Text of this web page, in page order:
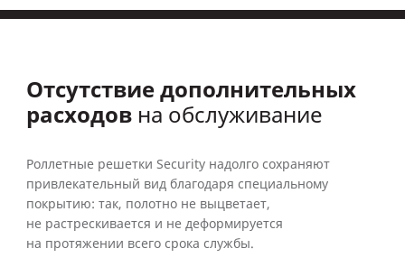
Отсутствие дополнительных
расходов на обслуживание
Роллетные решетки Security надолго сохраняют
привлекательный вид благодаря специальному
покрытию: так, полотно не выцветает,
не растрескивается и не деформируется
на протяжении всего срока службы.